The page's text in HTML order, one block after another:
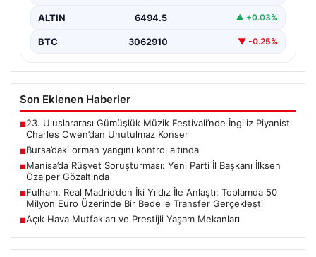
ALTIN 6494.5 ▲ +0.03%
BTC 3062910 ▼ -0.25%
Son Eklenen Haberler
■23. Uluslararası Gümüşlük Müzik Festivali’nde İngiliz Piyanist
Charles Owen’dan Unutulmaz Konser
■Bursa’daki orman yangını kontrol altında
■Manisa’da Rüşvet Soruşturması: Yeni Parti İl Başkanı İlksen
Özalper Gözaltında
■Fulham, Real Madrid’den İki Yıldız İle Anlaştı: Toplamda 50
Milyon Euro Üzerinde Bir Bedelle Transfer Gerçekleşti
■Açık Hava Mutfakları ve Prestijli Yaşam Mekanları